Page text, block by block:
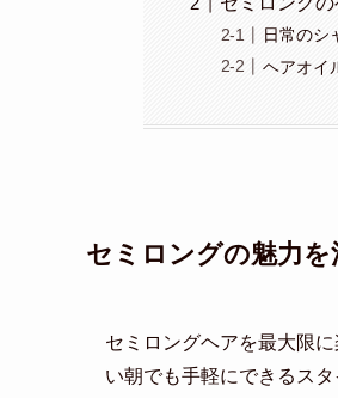
日常のシ
ヘアオイ
セミロングの魅力
セミロングヘアを最大限
い朝でも手軽にできるス